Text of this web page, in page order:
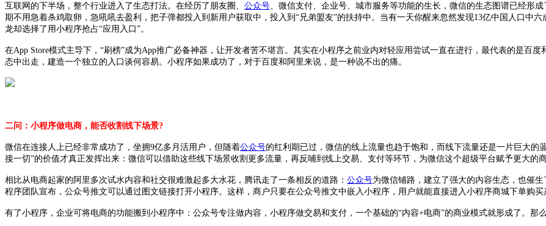
互联网的下半场，整个行业进入了生态打法。在经历了朋友圈、 公众号 、微信支付、企业号、城市服务等功能的生长，微信的生态图谱已经形
期不用急着杀鸡取卵，急吼吼去盈利，把子弹都投入到新用户获取中，投入到“兄弟盟友”的扶持中。当有一天你醒来忽然发现13亿中国人口中
龙却选择了用小程序抢占“应用入口”。
在App Store模式主导下，“刷榜”成为App推广必备神器，让开发者苦不堪言。其实在小程序之前业内对轻应用尝试一直在进行，最代表的是百
态中出走，建造一个独立的入口谈何容易。小程序如果成功了，对于百度和阿里来说，是一种说不出的痛。
二问：小程序做电商，能否收割线下场景?
微信在连接人上已经非常成功了，坐拥9亿多月活用户，但随着公众号的红利期已过，微信的线上流量也趋于饱和，而线下流量还是一片巨大
接一切”的价值才真正发挥出来：微信可以借助这些线下场景收割更多流量，再反哺到线上交易、支付等环节，为微信这个超级平台赋予更大的商
相比从电商起家的阿里多次试水内容和社交很难激起多大水花，腾讯走了一条相反的道路： 公众号为微信铺路，建立了强大的内容生态，也催
程序团队宣布，公众号推文可以通过图文链接打开小程序。这样，商户只要在公众号推文中嵌入小程序，用户就能直接进入小程序商城下单购买
有了小程序，企业可将电商的功能搬到小程序中：公众号专注做内容，小程序做交易和支付，一个基础的“内容+电商”的商业模式就形成了。那